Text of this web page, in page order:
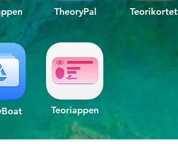
TheoryPal Teorikortet
Teoriappen